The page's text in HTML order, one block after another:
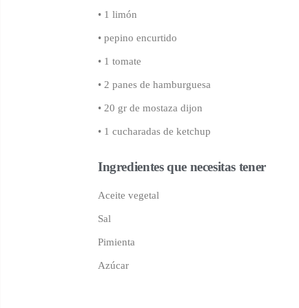
• 1 limón
• pepino encurtido
• 1 tomate
• 2 panes de hamburguesa
• 20 gr de mostaza dijon
• 1 cucharadas de ketchup
Ingredientes que necesitas tener
Aceite vegetal
Sal
Pimienta
Azúcar